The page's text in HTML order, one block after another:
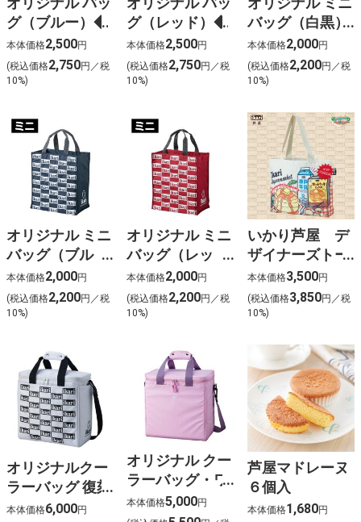
グ（ブルー）◆
本体価格2,500円
(税込価格2,750円／税
10%)
グ（レッド）◆
本体価格2,500円
(税込価格2,750円／税
10%)
バッグ（白黒）
◆
本体価格2,000円
(税込価格2,200円／税
10%)
オリジナル ミニ
バッグ（ブル
ー）◆
本体価格2,000円
(税込価格2,200円／税
10%)
オリジナル ミニ
バッグ（レッ
ド）◆
本体価格2,000円
(税込価格2,200円／税
10%)
いかり芦屋 デ
ザイナーズトー
トバッグ ◆
本体価格3,500円
(税込価格3,850円／税
10%)
オリジナルクー
ラーバッグ 復刻
版（白黒）◆
本体価格6,000円
オリジナル クー
ラーバッグ・ワ
イド（ピンク）
◆
本体価格5,000円
芦屋マドレーヌ
６個入
本体価格1,680円